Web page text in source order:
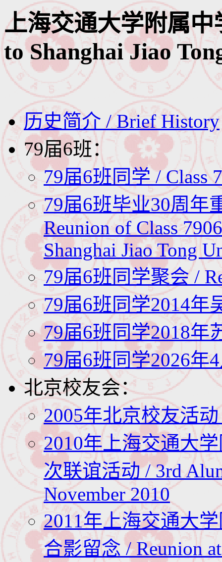
上海交通大学附属
to Shanghai Jiao
历史简介 / Brief History
79届6班：
79届6班同学 / Class
79届6班毕业30周年
Reunion of Class
Shanghai Jiao Tong
79届6班同学聚会 /
79届6班同学2014年
79届6班同学2018年
79届6班同学2026年
北京校友会：
2005年北京校友活
2010年上海交通大
次联谊活动 / 3rd
November 2010
2011年上海交通大
合影留念 / Reunion